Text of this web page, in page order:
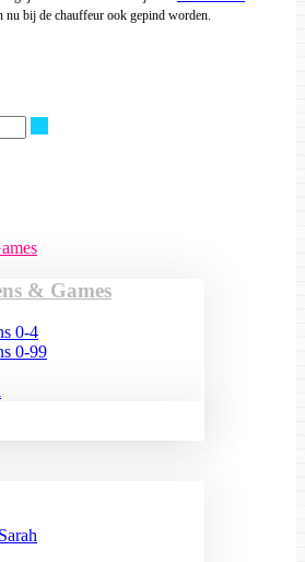
bij de chauffeur ook gepind worden.
& Games
0-4
0-99